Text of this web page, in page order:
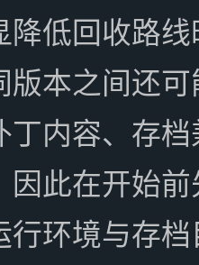
降低回收路
版本之间还
丁内容、存
因此在开始
行环境与存